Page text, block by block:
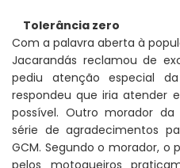
Tolerância zero
Com a palavra aberta à
Jacarandás reclamou de
pediu atenção especial
respondeu que iria atender
possível. Outro morador
série de agradecimentos
GCM. Segundo o morador, o
pelos motoqueiros